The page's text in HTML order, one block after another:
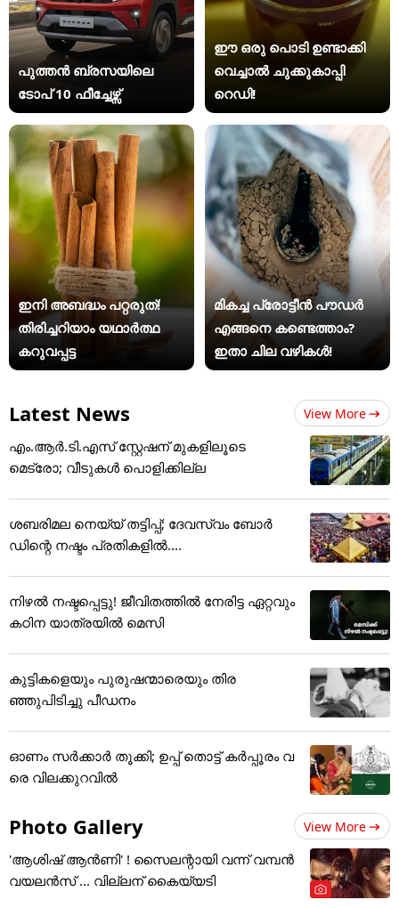
പുത്തൻ ബ്രസയിലെ
ടോപ് 10 ഫീച്ചേഴ്സ്
ഈ ഒരു പൊടി ഉണ്ടാക്കി
വെച്ചാൽ ചുക്കുകാപ്പി
റെഡി!
ഇനി അബദ്ധം പറ്റരുത്!
തിരിച്ചറിയാം യഥാര്‍ത്ഥ
കറുവപ്പട്ട
മികച്ച പ്രോട്ടീൻ പൗഡർ
എങ്ങനെ കണ്ടെത്താം?
ഇതാ ചില വഴികൾ!
Latest News View More
എം.ആർ.ടി.എസ് സ്റ്റേഷന് മുകളിലൂടെ
മെട്രോ; വീടുകൾ പൊളിക്കില്ല
ശബരിമല നെയ്യ് തട്ടിപ്പ്; ദേവസ്വം ബോർ
ഡിന്റെ നഷ്ടം പ്രതികളിൽ....
നിഴൽ നഷ്ടപ്പെട്ടു! ജീവിതത്തിൽ നേരിട്ട ഏറ്റവും
കഠിന യാത്രയിൽ മെസി
കുട്ടികളെയും പുരുഷന്മാരെയും തിര
ഞ്ഞുപിടിച്ചു പീഡനം
ഓണം സര്‍ക്കാര്‍ തൂക്കി; ഉപ്പ് തൊട്ട് കര്‍പ്പൂരം വ
രെ വിലക്കുറവില്‍
Photo Gallery View More
'ആശിഷ് ആൻണി' ! സൈലന്റായി വന്ന് വമ്പൻ
വയലൻസ് ... വില്ലന് കൈയ്യടി